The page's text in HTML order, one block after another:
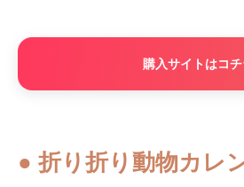
購入サイトはコチ
● 折り折り動物カ